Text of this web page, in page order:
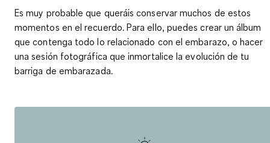
Es muy probable que queráis conservar muchos de estos
momentos en el recuerdo. Para ello, puedes crear un álbum
que contenga todo lo relacionado con el embarazo, o hacer
una sesión fotográfica que inmortalice la evolución de tu
barriga de embarazada.